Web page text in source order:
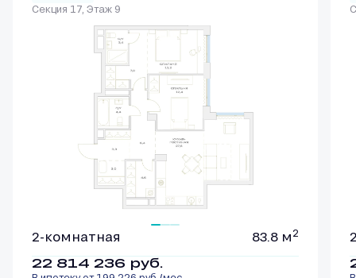
Секция 17, Этаж 9
2-комнатная 83.8 м 2
22 814 236 руб.